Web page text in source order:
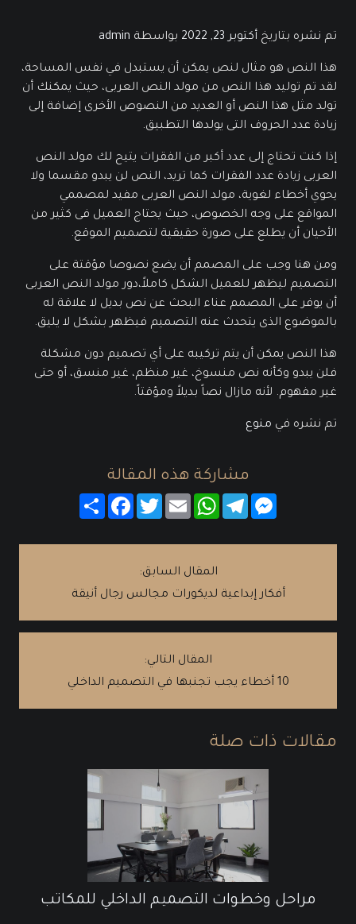
تم نشره بتاريخ أكتوبر 23, 2022 بواسطة admin
هذا النص هو مثال لنص يمكن أن يستبدل في نفس المساحة،
لقد تم توليد هذا النص من مولد النص العربى، حيث يمكنك أن
تولد مثل هذا النص أو العديد من النصوص الأخرى إضافة إلى
زيادة عدد الحروف التى يولدها التطبيق.
إذا كنت تحتاج إلى عدد أكبر من الفقرات يتيح لك مولد النص
العربى زيادة عدد الفقرات كما تريد، النص لن يبدو مقسما ولا
يحوي أخطاء لغوية، مولد النص العربى مفيد لمصممي
المواقع على وجه الخصوص، حيث يحتاج العميل فى كثير من
الأحيان أن يطلع على صورة حقيقية لتصميم الموقع.
ومن هنا وجب على المصمم أن يضع نصوصا مؤقتة على
التصميم ليظهر للعميل الشكل كاملاً،دور مولد النص العربى
أن يوفر على المصمم عناء البحث عن نص بديل لا علاقة له
بالموضوع الذى يتحدث عنه التصميم فيظهر بشكل لا يليق.
هذا النص يمكن أن يتم تركيبه على أي تصميم دون مشكلة
فلن يبدو وكأنه نص منسوخ، غير منظم، غير منسق، أو حتى
غير مفهوم. لأنه مازال نصاً بديلاً ومؤقتاً.
تم نشره في منوع
مشاركة هذه المقالة
انشر
FacebookTwitter Email
WhatsAppTelegramMessenger
المقال السابق:
أفكار إبداعية لديكورات مجالس رجال أنيقة
المقال التالي:
10 أخطاء يجب تجنبها في التصميم الداخلي
مقالات ذات صلة
مراحل وخطوات التصميم الداخلي للمكاتب